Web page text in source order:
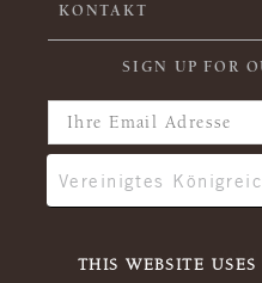
THIS WEBSITE USES
KONTAKT
SIGN UP FOR